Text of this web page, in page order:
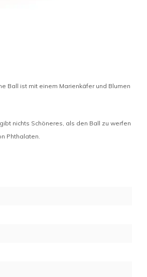
Ball ist mit einem Marienkäfer und Blumen
nichts Schöneres, als den Ball zu werfen
Phthalaten.